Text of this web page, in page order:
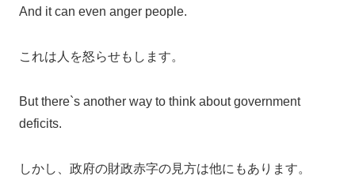
And it can even anger people.
これは人を怒らせもします。
But there`s another way to think about government
deficits.
しかし、政府の財政赤字の見方は他にもあります。